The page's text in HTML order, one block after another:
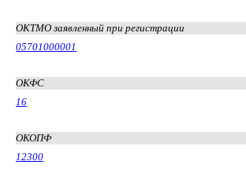
ОКТМО заявленный при регистрации
05701000001
ОКФС
16
ОКОПФ
12300